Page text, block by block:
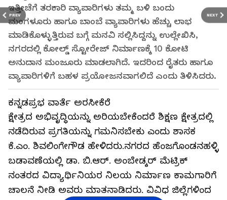
PREV NEXT
ಇತ್ತೀಚೆಗೆ ತರಕಾರಿ ವ್ಯಾಪಾರಿಗಳು ತಮ್ಮ ಬಳಿ ಬಂದು
ಮಂಗಳೂರು ಹಾಗೂ ಬಾಂಬೆ ವ್ಯಾಪಾರಿಗಳು ಹೆಚ್ಚು ಲಾಭ
ಮಾಡಿಕೊಳ್ಳುತ್ತಿರುವ ಬಗ್ಗೆ ಮನವಿ ಸಲ್ಲಿಸಿದ್ದನ್ನು ಉಲ್ಲೇಖಿಸಿ,
ನಗರದಲ್ಲಿ ಕೋಲ್ಡ್ ಸ್ಟೋರೇಜ್ ನಿರ್ಮಾಣಕ್ಕೆ 10 ಕೋಟಿ
ಅನುದಾನ ಮಂಜೂರು ಮಾಡಲಾಗಿದೆ. ಇದರಿಂದ ರೈತರು ಹಾಗೂ
ವ್ಯಾಪಾರಿಗಳಿಗೆ ಬಹಳ ಪ್ರಯೋಜನವಾಗಲಿದೆ ಎಂದು ತಿಳಿಸಿದರು.
ಕನ್ನಡಪ್ರಭ ವಾರ್ತೆ ಅರಸೀಕೆರೆ
ಕ್ಷೇತ್ರದ ಅಭಿವೃದ್ಧಿಯನ್ನು ಅರಿಯಬೇಕೆಂದರೆ ಶಿಕ್ಷಣ ಕ್ಷೇತ್ರದಲ್ಲಿ
ನಡೆದಿರುವ ಪ್ರಗತಿಯನ್ನು ಗಮನಿಸಬೇಕು ಎಂದು ಶಾಸಕ
ಕೆ.ಎಂ. ಶಿವಲಿಂಗೇಗೌಡ ಹೇಳಿದರು.ನಗರದ ಹೆಂಜಗೊಂಡನಹಳ್ಳಿ
ಬಡಾವಣೆಯಲ್ಲಿ ಡಾ. ಬಿ.ಆರ್. ಅಂಬೇಡ್ಕರ್ ಮೆಟ್ರಿಕ್
ನಂತರದ ವಿದ್ಯಾರ್ಥಿನಿಯರ ನಿಲಯ ನಿರ್ಮಾಣ ಕಾಮಗಾರಿಗೆ
ಚಾಲನೆ ನೀಡಿ ಅವರು ಮಾತನಾಡಿದರು. ವಿವಿಧ ಜಿಲ್ಲೆಗಳಿಂದ